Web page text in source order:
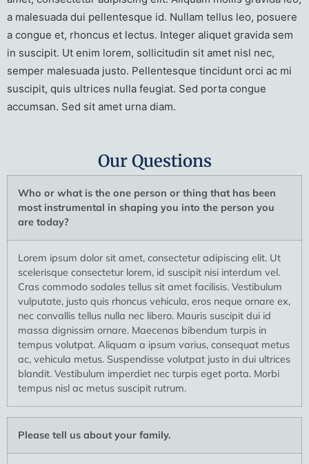
a malesuada dui pellentesque id. Nullam tellus leo, posuere
a congue et, rhoncus et lectus. Integer aliquet gravida sem
in suscipit. Ut enim lorem, sollicitudin sit amet nisl nec,
semper malesuada justo. Pellentesque tincidunt orci ac mi
suscipit, quis ultrices nulla feugiat. Sed porta congue
accumsan. Sed sit amet urna diam.
Our Questions
Who or what is the one person or thing that has been
most instrumental in shaping you into the person you
are today?
Lorem ipsum dolor sit amet, consectetur adipiscing elit. Ut
scelerisque consectetur lorem, id suscipit nisi interdum vel.
Cras commodo sodales tellus sit amet facilisis. Vestibulum
vulputate, justo quis rhoncus vehicula, eros neque ornare ex,
nec convallis tellus nulla nec libero. Mauris suscipit dui id
massa dignissim ornare. Maecenas bibendum turpis in
tempus volutpat. Aliquam a ipsum varius, consequat metus
ac, vehicula metus. Suspendisse volutpat justo in dui ultrices
blandit. Vestibulum imperdiet nec turpis eget porta. Morbi
tempus nisl ac metus suscipit rutrum.
Please tell us about your family.